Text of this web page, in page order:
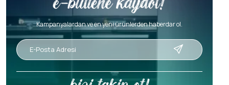
Kampanyalardan ve en yeni ürünlerden haberdar ol.